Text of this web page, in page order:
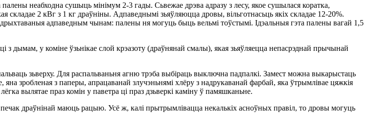
неабходна сушыць мінімум 2-3 гады. Сьвежае дрэва адразу з лесу, якое сушылася коратка,
2 кВг з 1 кг драўніны. Адпаведнымі зьяўляюцца дровы, вільготнасьць якіх складае 12-20%.
адпаведным чынам: палены ня могуць быць вельмі тоўстымі. Ідэальныя гэта палены вагай 1,5
дымам, у коміне ўзьнікае слой крэазоту (драўнянай смалы), якая зьяўляецца непасрэднай прычынай
зьверху. Для распальваньня агню трэба выбіраць выключна падпалкі. Замест можна выкарыстаць
яна зробленая з паперы, апрацаванай злучэньнямі хлёру з надрукаванай фарбай, яка ўтрымлівае цяжкія
вылятае праз комін у паветра ці праз дзьверкі каміну ў памяшканьне.
драўнінай маюць рацыю. Усё ж, калі прытрымлівацца некалькіх асноўных правіл, то дровы могуць